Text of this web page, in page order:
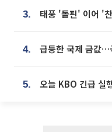
3.
4. 급등한 국제 금값…
5. 오늘 KBO 긴급 실